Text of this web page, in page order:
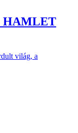
HAMLET
világ, a